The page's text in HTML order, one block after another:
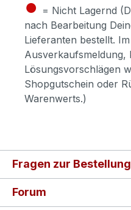
● = Nicht Lagernd
nach Bearbeitung
Lieferanten bestellt.
Ausverkaufsmeldung,
Lösungsvorschlägen
Shopgutschein oder
Warenwerts.)
Fragen zur
Forum